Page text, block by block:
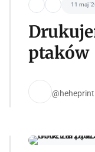
11 maj
ptaków
@heheprint